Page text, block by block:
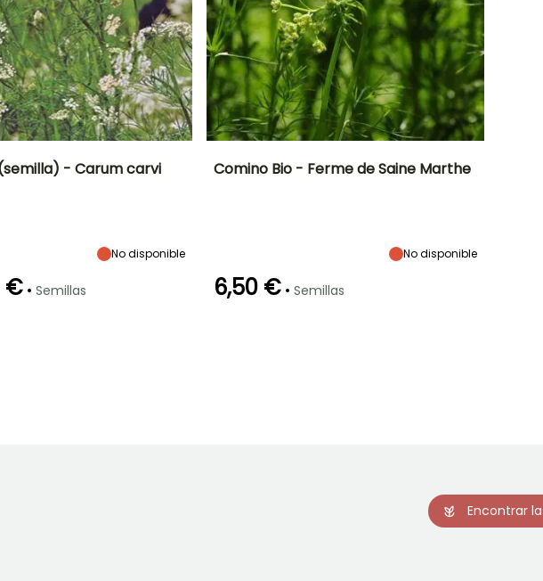
- Carum carvi
No disponible
€ • Semillas
Comino Bio - Ferme de Saine Marthe
No disponible
6,50 € • Semillas
Encontrar